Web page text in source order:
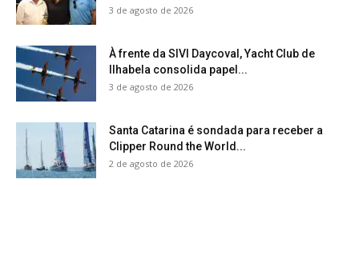
3 de agosto de 2026
À frente da SIVI Daycoval, Yacht Club de
Ilhabela consolida papel...
3 de agosto de 2026
Santa Catarina é sondada para receber a
Clipper Round the World...
2 de agosto de 2026